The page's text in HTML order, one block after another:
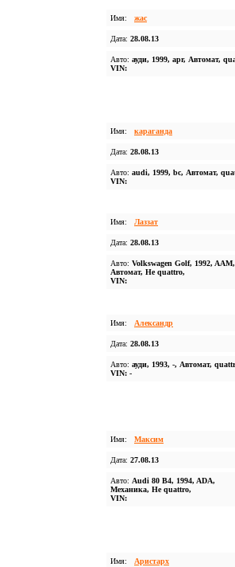
Имя: жас
Дата: 28.08.13
Авто: ауди, 1999, apr, Автомат,
VIN:
Имя: караганда
Дата: 28.08.13
Авто: audi, 1999, bc, Автомат,
VIN:
Имя: Лаззат
Дата: 28.08.13
Авто: Volkswagen Golf, 1992, AAM,
Автомат, Не quattro,
VIN:
Имя: Александр
Дата: 28.08.13
Авто: ауди, 1993, -, Автомат,
VIN: -
Имя: Максим
Дата: 27.08.13
Авто: Audi 80 B4, 1994, ADA,
Механика, Не quattro,
VIN:
Имя: Аристарх